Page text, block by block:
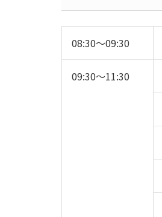
08:30～09:30
09:30～11:30